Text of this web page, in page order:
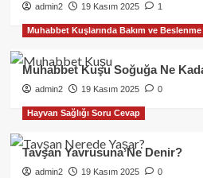
admin2 19 Kasım 2025 1
Muhabbet Kuşlarında Bakım ve Beslenme
Muhabbet Kuşu Soğuğa Ne
admin2 19 Kasım 2025 0
Hayvan Sağlığı Soru Cevap
Tavşan Yavrusuna Ne Denir?
admin2 19 Kasım 2025 0